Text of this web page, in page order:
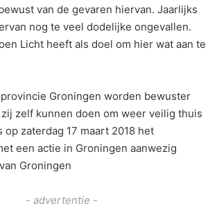
van de gevaren hiervan. Jaarlijks
nog te veel dodelijke ongevallen.
Licht heeft als doel om hier wat aan te
Groningen worden bewuster
zelf kunnen doen om weer veilig thuis
op zaterdag 17 maart 2018 het
een actie in Groningen aanwezig
Groningen
- advertentie -